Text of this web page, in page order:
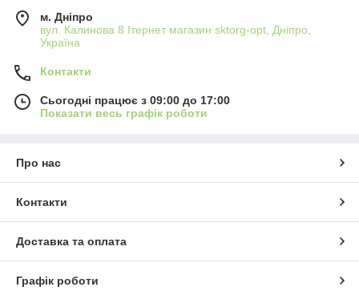
м. Дніпро
вул. Калинова 8 Ітернет магазин sktorg-opt, Дніпро,
Україна
Контакти
Сьогодні працює з 09:00 до 17:00
Показати весь графік роботи
Про нас
Контакти
Доставка та оплата
Графік роботи